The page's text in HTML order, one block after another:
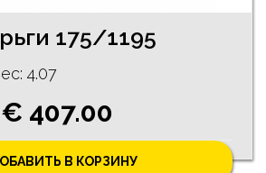
175/1195
4.07
€ 407.00
В КОРЗИНУ